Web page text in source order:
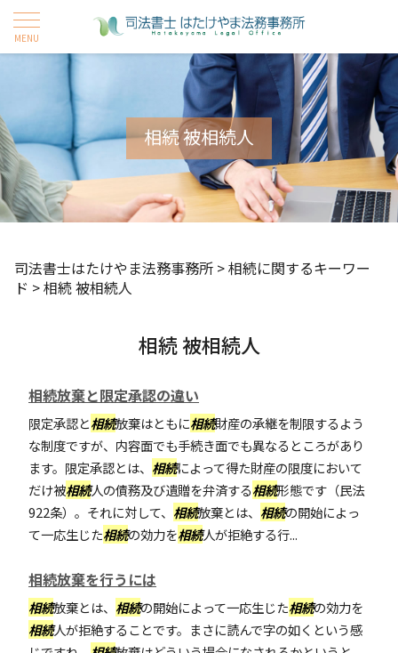
相続 被相続人
司法書士はたけやま法務事務所 >相続に関するキーワー
ド >相続 被相続人
相続 被相続人
相続放棄と限定承認の違い
限定承認と相続放棄はともに相続財産の承継を制限するよう
な制度ですが、内容面でも手続き面でも異なるところがあり
ます。限定承認とは、 相続によって得た財産の限度において
だけ被相続人の債務及び遺贈を弁済する相続形態です（民法
922条）。それに対して、 相続放棄とは、 相続の開始によっ
て一応生じた相続の効力を相続人が拒絶する行...
相続放棄を行うには
相続放棄とは、 相続の開始によって一応生じた相続の効力を
相続人が拒絶することです。まさに読んで字の如くという感